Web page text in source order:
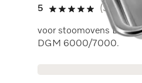
5
5 sterren op 5
(3
voor stoomovens DG
DGM 6000/7000.